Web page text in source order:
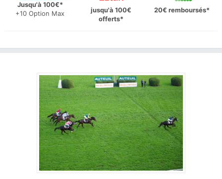
Jusqu'à 100€*
+10 Option Max
jusqu'à 100€
offerts*
20€ remboursés*